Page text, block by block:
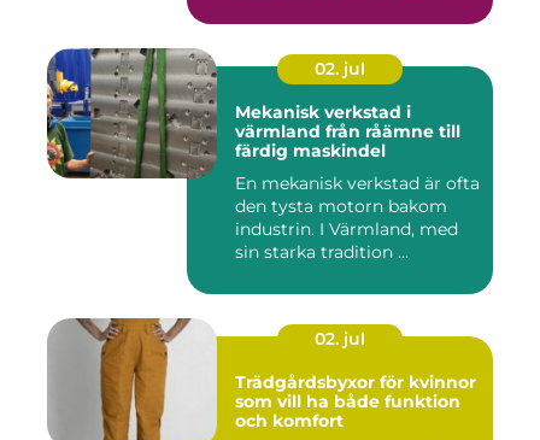
02. jul
Mekanisk verkstad i
värmland från råämne till
färdig maskindel
En mekanisk verkstad är ofta
den tysta motorn bakom
industrin. I Värmland, med
sin starka tradition ...
02. jul
Trädgårdsbyxor för kvinnor
som vill ha både funktion
och komfort